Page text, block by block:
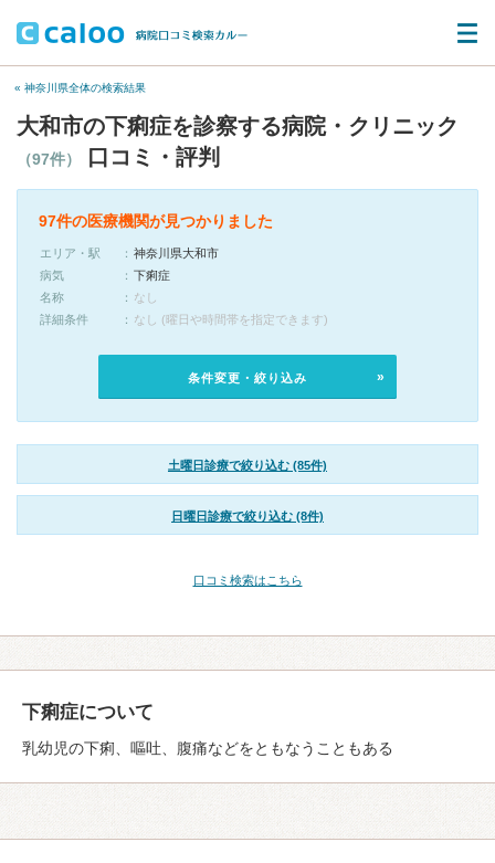
« 神奈川県全体の検索結果
大和市の下痢症を診察する病院・クリニック
（97件） 口コミ・評判
97件の医療機関が見つかりました
エリア・駅
神奈川県大和市
病気
下痢症
名称
なし
詳細条件
なし (曜日や時間帯を指定できます)
条件変更・絞り込み
土曜日診療で絞り込む (85件)
日曜日診療で絞り込む (8件)
口コミ検索はこちら
下痢症について
乳幼児の下痢、嘔吐、腹痛などをともなうこともある